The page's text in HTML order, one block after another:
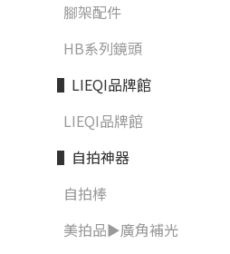
腳架配件
HB系列鏡頭
▌LIEQI品牌館
LIEQI品牌館
▌自拍神器
自拍棒
美拍品►廣角補光